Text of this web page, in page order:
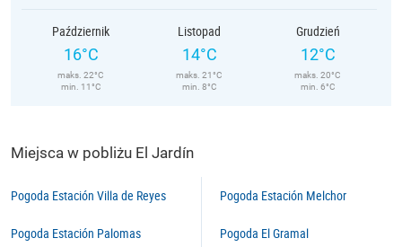
Październik
16°C
maks. 22°C
min. 11°C
Listopad
14°C
maks. 21°C
min. 8°C
Grudzień
12°C
maks. 20°C
min. 6°C
Miejsca w pobliżu El Jardín
Pogoda Estación Villa de Reyes
Pogoda Estación Palomas
Pogoda Estación Melchor
Pogoda El Gramal